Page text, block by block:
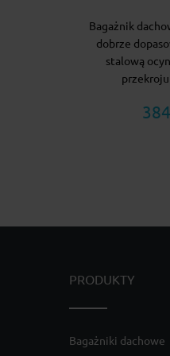
Bagażnik
dobrze
stalową
PRODUKTY
Bagażniki dachowe